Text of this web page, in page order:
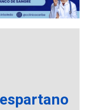
HORA
de la
Arismendi» a
para
de